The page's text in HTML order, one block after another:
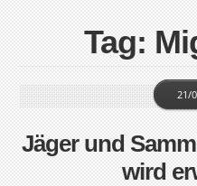
Tag:
Jäger und
wird
21/